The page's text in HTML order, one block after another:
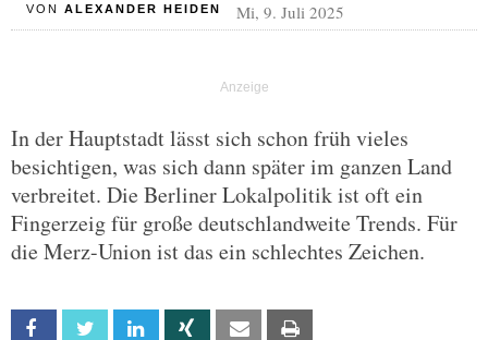
VON ALEXANDER HEIDEN Mi, 9. Juli 2025
In der Hauptstadt lässt sich schon früh vieles
besichtigen, was sich dann später im ganzen Land
verbreitet. Die Berliner Lokalpolitik ist oft ein
Fingerzeig für große deutschlandweite Trends. Für
die Merz-Union ist das ein schlechtes Zeichen.
Facebook Twitter Linkedin Xing Email